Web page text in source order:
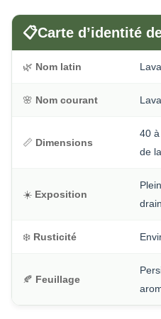
📋Carte d’identité
🌿 Nom latin
🌸 Nom courant
📏 Dimensions
40
de
☀️ Exposition
❄️ Rusticité
🍂 Feuillage